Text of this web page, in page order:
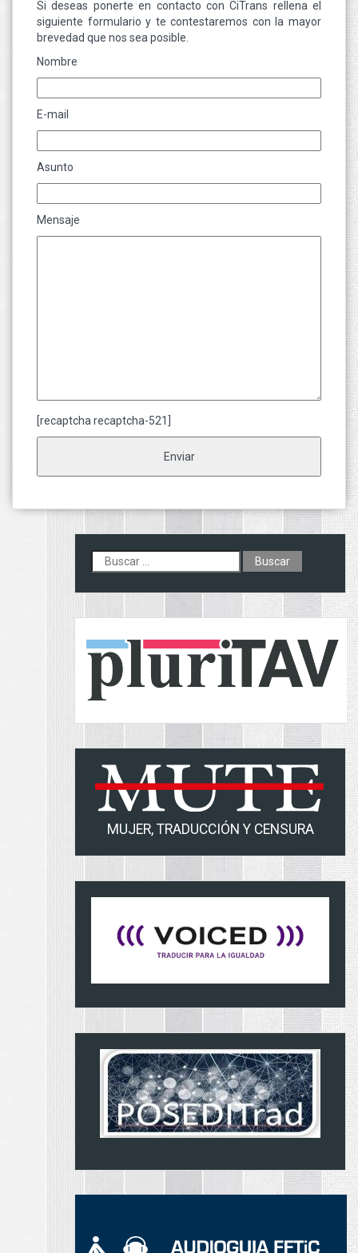
Si deseas ponerte en contacto con CiTrans rellena el
siguiente formulario y te contestaremos con la mayor
brevedad que nos sea posible.
Nombre
E-mail
Asunto
Mensaje
[recaptcha recaptcha-521]
Buscar:
MUJER, TRADUCCIÓN Y CENSURA